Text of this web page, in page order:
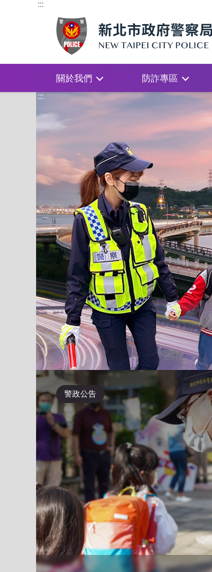
:::
關於我們 防詐專區
:::
Previous
新北市iPolice
APP
小小波麗體驗營
警政公告